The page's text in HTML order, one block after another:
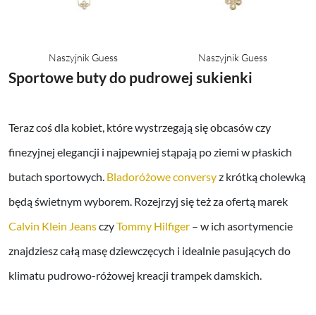
Naszyjnik Guess Naszyjnik Guess
Sportowe buty do pudrowej sukienki
Teraz coś dla kobiet, które wystrzegają się obcasów czy
finezyjnej elegancji i najpewniej stąpają po ziemi w płaskich
butach sportowych. Bladoróżowe conversyz krótką cholewką
będą świetnym wyborem. Rozejrzyj się też za ofertą marek
Calvin Klein JeansczyTommy Hilfiger – w ich asortymencie
znajdziesz całą masę dziewczęcych i idealnie pasujących do
klimatu pudrowo-różowej kreacji trampek damskich.